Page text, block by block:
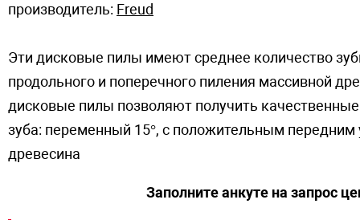
производитель: Freud
Эти дисковые пилы имеют среднее количество
продольного и поперечного пиления массивной
дисковые пилы позволяют получить
зуба: переменный 15°, с положительным
древесина
Заполните анкуте на запрос